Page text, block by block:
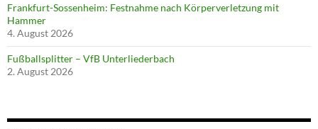
Frankfurt-Sossenheim: Festnahme nach Körperverletzung mit
Hammer
4. August 2026
Fußballsplitter – VfB Unterliederbach
2. August 2026